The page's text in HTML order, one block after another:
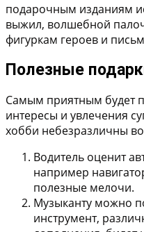
подарочным изданиям
выжил, волшебной
фигуркам героев и
Полезные
Самым приятным будет
интересы и увлечения
хобби небезразличны
Водитель оценит
например
полезные мелочи.
Музыканту можно
инструмент,